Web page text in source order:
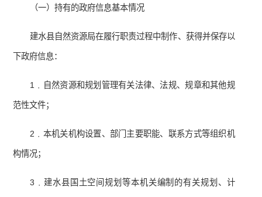
（一）持有的政府信息基本情况
建水县自然资源局在履行职责过程中制作、获得并保存以
下政府信息：
1﹒自然资源和规划管理有关法律、法规、规章和其他规
范性文件；
2﹒本机关机构设置、部门主要职能、联系方式等组织机
构情况；
3﹒建水县国土空间规划等本机关编制的有关规划、计